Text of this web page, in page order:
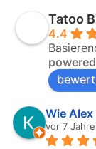
Tatoo
4.4
Wie Alex
vor 7